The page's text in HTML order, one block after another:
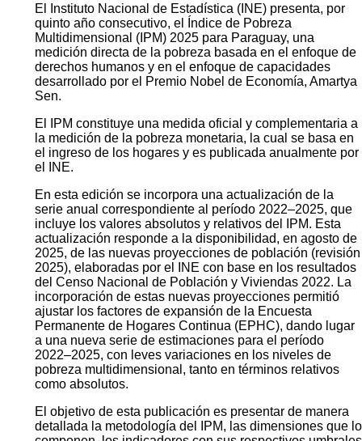
El Instituto Nacional de Estadística (INE) presenta, por
quinto año consecutivo, el Índice de Pobreza
Multidimensional (IPM) 2025 para Paraguay, una
medición directa de la pobreza basada en el enfoque de
derechos humanos y en el enfoque de capacidades
desarrollado por el Premio Nobel de Economía, Amartya
Sen.
El IPM constituye una medida oficial y complementaria a
la medición de la pobreza monetaria, la cual se basa en
el ingreso de los hogares y es publicada anualmente por
el INE.
En esta edición se incorpora una actualización de la
serie anual correspondiente al período 2022–2025, que
incluye los valores absolutos y relativos del IPM. Esta
actualización responde a la disponibilidad, en agosto de
2025, de las nuevas proyecciones de población (revisión
2025), elaboradas por el INE con base en los resultados
del Censo Nacional de Población y Viviendas 2022. La
incorporación de estas nuevas proyecciones permitió
ajustar los factores de expansión de la Encuesta
Permanente de Hogares Continua (EPHC), dando lugar
a una nueva serie de estimaciones para el período
2022–2025, con leves variaciones en los niveles de
pobreza multidimensional, tanto en términos relativos
como absolutos.
El objetivo de esta publicación es presentar de manera
detallada la metodología del IPM, las dimensiones que lo